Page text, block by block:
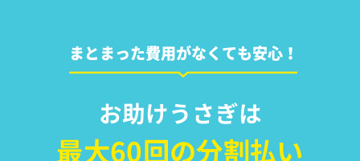
まとまった費用がなくても安心！
お助けうさぎは
最大60回の分割払い